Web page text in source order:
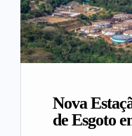
Nova
de Esgoto